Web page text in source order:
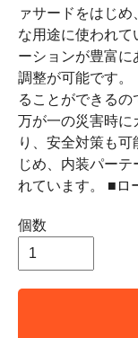
ァサードをはじ
な用途に使われて
ーションが豊富
調整が可能です。
ることができるの
万が一の災害時に
り、安全対策も
じめ、内装パー
れています。 ■ロ
個数